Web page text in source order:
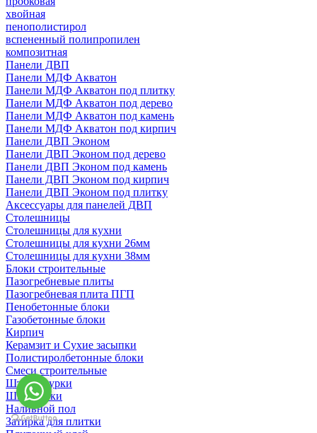
хвойная
пенополистирол
вспененный полипропилен
композитная
Панели ДВП
Панели МДФ Акватон
Панели МДФ Акватон под плитку
Панели МДФ Акватон под дерево
Панели МДФ Акватон под камень
Панели МДФ Акватон под кирпич
Панели ДВП Эконом
Панели ДВП Эконом под дерево
Панели ДВП Эконом под камень
Панели ДВП Эконом под кирпич
Панели ДВП Эконом под плитку
Аксессуары для панелей ДВП
Столешницы
Столешницы для кухни
Столешницы для кухни 26мм
Столешницы для кухни 38мм
Блоки строительные
Пазогребневые плиты
Пазогребневая плита ПГП
Пенобетонные блоки
Газобетонные блоки
Кирпич
Керамзит и Сухие засыпки
Полистиролбетонные блоки
Смеси строительные
Штукартурки
Шпаклевки
Наливной пол
Затирка для плитки